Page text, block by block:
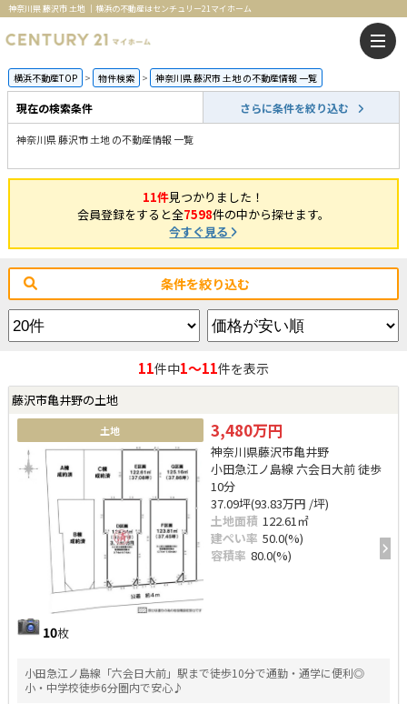
神奈川県 藤沢市 土地 ｜横浜の不動産はセンチュリー21マイホーム
横浜不動産TOP 物件検索 神奈川県 藤沢市 土地 の不動産情報 一覧
現在の検索条件 さらに条件を絞り込む
神奈川県 藤沢市 土地 の不動産情報 一覧
11件見つかりました！
会員登録をすると全7598件の中から探せます。
今すぐ見る
条件を絞り込む
11件中1～11件を表示
藤沢市亀井野の土地
土地
10枚
3,480万円
神奈川県藤沢市亀井野
小田急江ノ島線 六会日大前 徒歩
10分
37.09坪(93.83万円 /坪)
土地面積 122.61㎡
建ぺい率 50.0(%)
容積率 80.0(%)
小田急江ノ島線「六会日大前」駅まで徒歩10分で通勤・通学に便利◎
小・中学校徒歩6分圏内で安心♪